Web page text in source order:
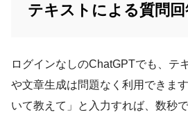
テキストによる質問
ログインなしのChatGPTでも、テ
や文章生成は問題なく利用できま
いて教えて」と入力すれば、数秒